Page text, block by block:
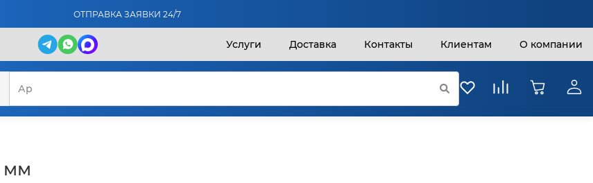
ОТПРАВКА ЗАЯВКИ 24/7
Услуги Доставка Контакты Клиентам О компании
мм